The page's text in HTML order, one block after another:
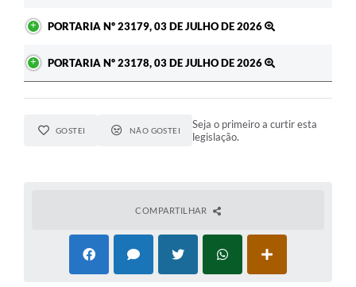
PORTARIA Nº 23179, 03 DE JULHO DE 2026
PORTARIA Nº 23178, 03 DE JULHO DE 2026
GOSTEI NÃO GOSTEI
Seja o primeiro a curtir esta
legislação.
COMPARTILHAR